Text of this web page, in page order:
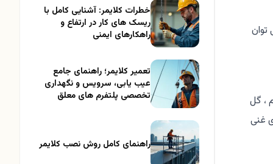
توان
، گل
غنی
خطرات کلایمر: آشنایی کامل با
ریسک های کار در ارتفاع و
راهکارهای ایمنی
تعمیر کلایمر؛ راهنمای جامع
عیب یابی، سرویس و نگهداری
تخصصی پلتفرم های معلق
راهنمای کامل روش نصب کلایمر